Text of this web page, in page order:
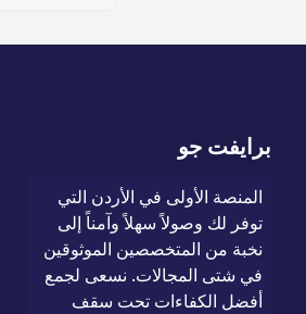
برايفت جو
المنصة الأولى في الأردن التي
توفر لك وصولاً سهلاً وآمناً إلى
نخبة من المتخصصين الموثوقين
في شتى المجالات. نسعى لجمع
أفضل الكفاءات تحت سقف